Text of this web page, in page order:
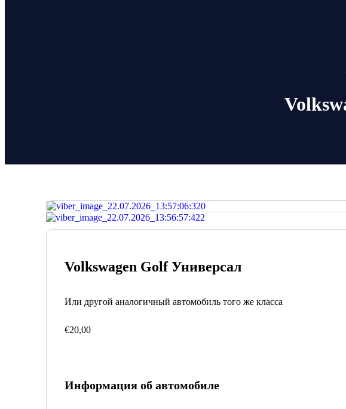
Volkswagen Golf Универсал
Или другой аналогичный автомобиль того же класса
€20,00
Информация об автомобиле